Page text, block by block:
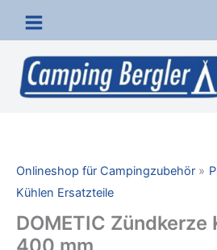
Inhalt
springen
Onlineshop für Campingzubehör
Kühlen Ersatzteile
DOMETIC Zündkerze